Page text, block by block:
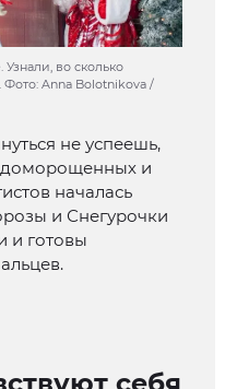
во сколько
Фото: Anna Bolotnikova /
не успеешь,
доморощенных и
началась
и Снегурочки
и готовы